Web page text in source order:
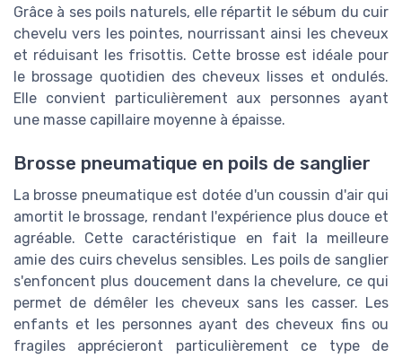
Grâce à ses poils naturels, elle répartit le sébum du cuir
chevelu vers les pointes, nourrissant ainsi les cheveux
et réduisant les frisottis. Cette brosse est idéale pour
le brossage quotidien des cheveux lisses et ondulés.
Elle convient particulièrement aux personnes ayant
une masse capillaire moyenne à épaisse.
Brosse pneumatique en poils de sanglier
La brosse pneumatique est dotée d'un coussin d'air qui
amortit le brossage, rendant l'expérience plus douce et
agréable. Cette caractéristique en fait la meilleure
amie des cuirs chevelus sensibles. Les poils de sanglier
s'enfoncent plus doucement dans la chevelure, ce qui
permet de démêler les cheveux sans les casser. Les
enfants et les personnes ayant des cheveux fins ou
fragiles apprécieront particulièrement ce type de